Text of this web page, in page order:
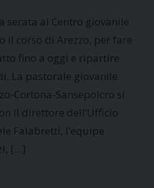
serata al Centro giovanile
il corso di Arezzo, per fare
fino a oggi e ripartire
La pastorale giovanile
Cortona-Sansepolcro si
il direttore dell’Ufficio
Falabretti, l’equipe
[…]